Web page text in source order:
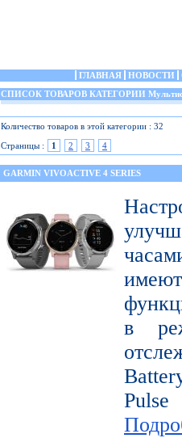
ГЛАВНАЯ НОВОСТИ
СПИСОК ТОВАРОВ КАТЕГОРИИ
Количество товаров в этой категории : 32
Страницы :
1 2 3 4
GARMIN VIVOACTIVE 4 SERIES
в